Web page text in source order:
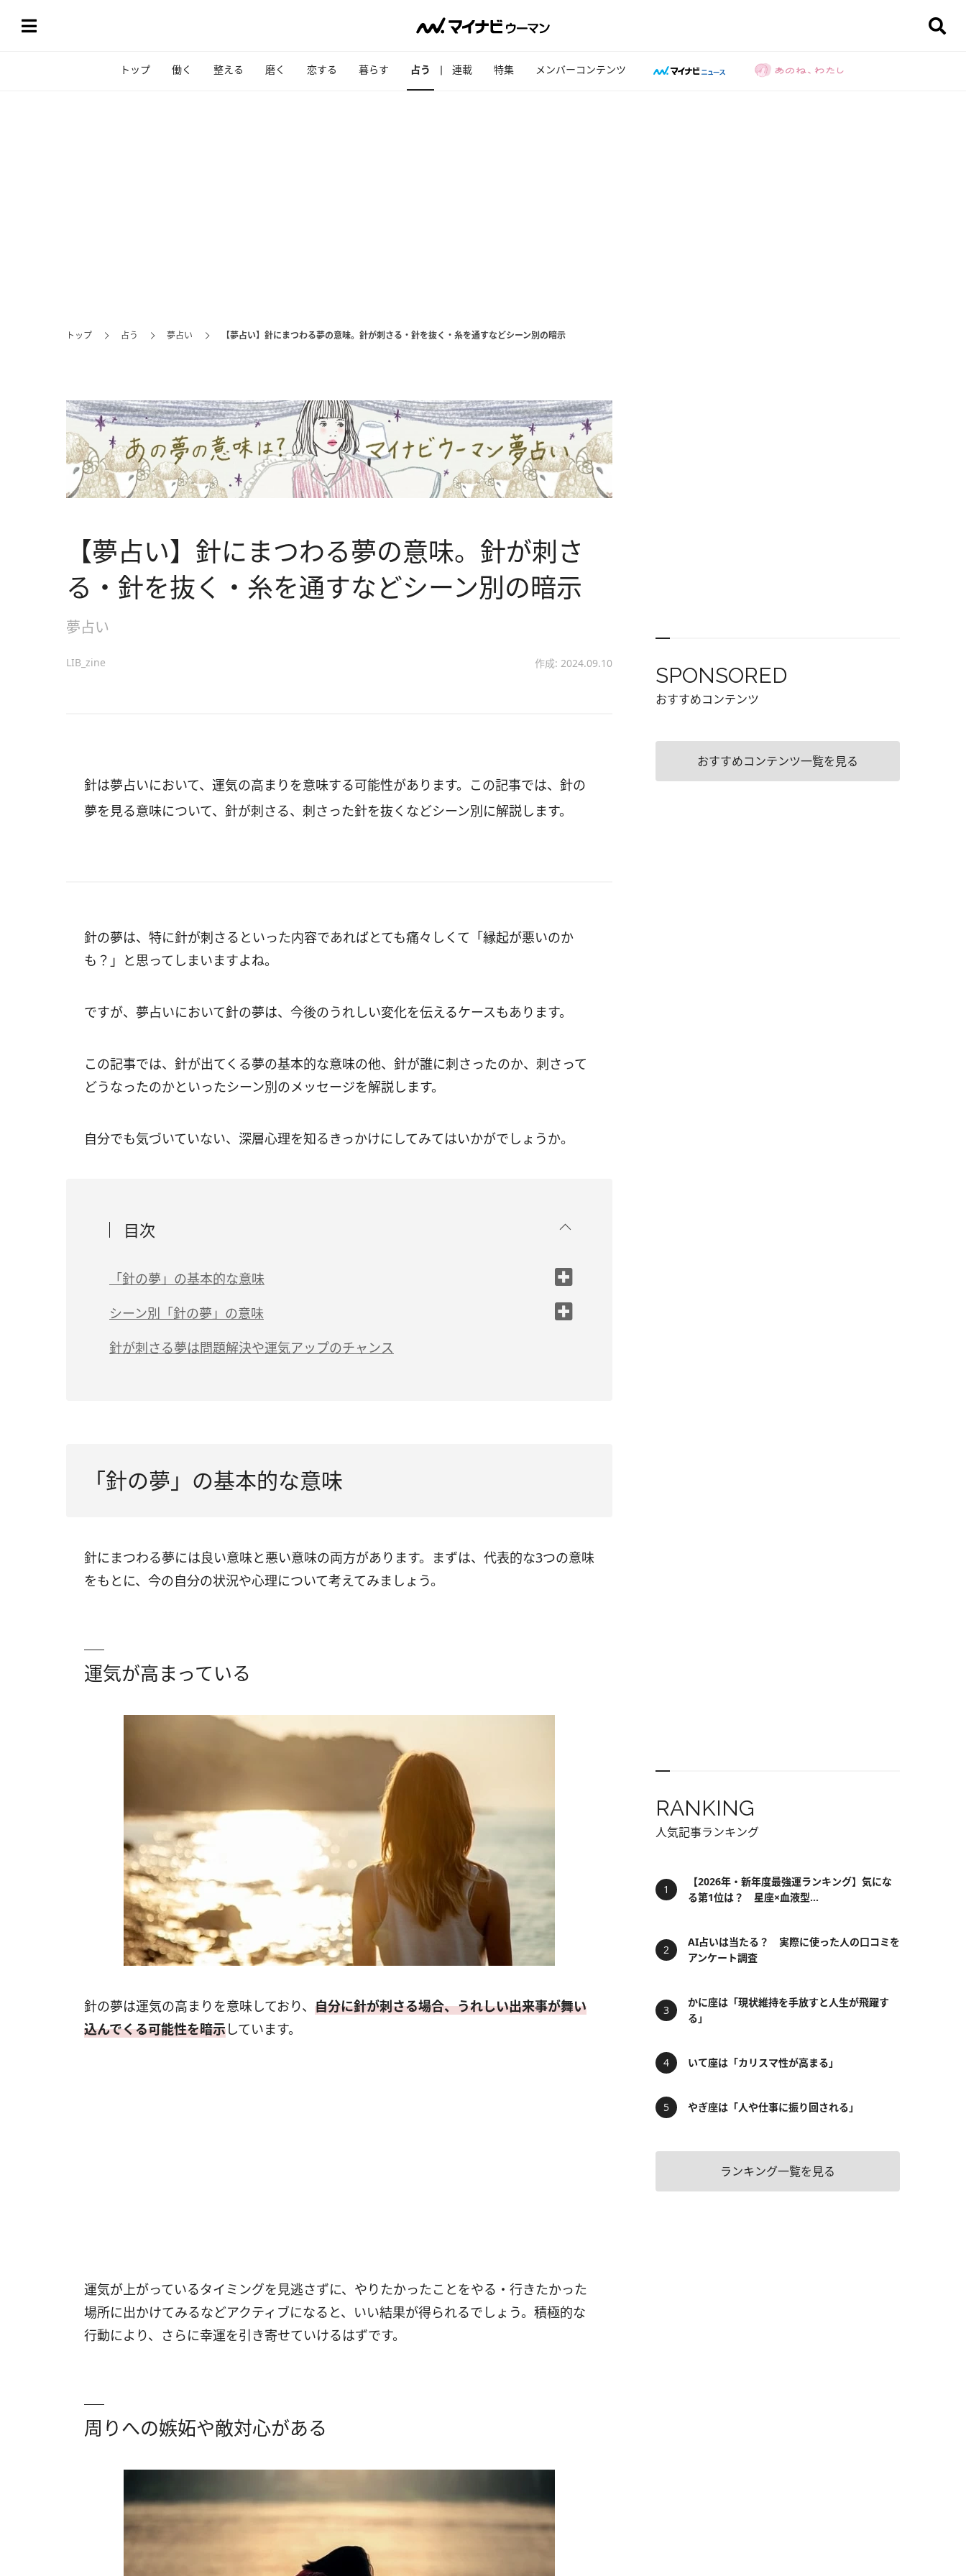
トップ 働く 整える 磨く 恋する 暮らす 占う 連載 特集 メンバーコンテンツ
トップ 占う 夢占い 【夢占い】針にまつわる夢の意味。針が刺さる・針を抜く・糸を通すなどシーン別の暗示
【夢占い】針にまつわる夢の意味。針が刺さ
る・針を抜く・糸を通すなどシーン別の暗示
夢占い
LIB_zine 作成: 2024.09.10
針は夢占いにおいて、運気の高まりを意味する可能性があります。この記事では、針の
夢を見る意味について、針が刺さる、刺さった針を抜くなどシーン別に解説します。
針の夢は、特に針が刺さるといった内容であればとても痛々しくて「縁起が悪いのか
も？」と思ってしまいますよね。
ですが、夢占いにおいて針の夢は、今後のうれしい変化を伝えるケースもあります。
この記事では、針が出てくる夢の基本的な意味の他、針が誰に刺さったのか、刺さって
どうなったのかといったシーン別のメッセージを解説します。
自分でも気づいていない、深層心理を知るきっかけにしてみてはいかがでしょうか。
目次
「針の夢」の基本的な意味
運気が高まっている
周りへの嫉妬や敵対心がある
シーン別「針の夢」の意味
（1）刺さった針を抜く夢は「運気が上昇する」
（5）飲み込んだ針を吐く夢は「体調が回復する」
（8）針が顔に刺さる夢は「金運アップ」
針が刺さる夢は問題解決や運気アップのチャンス
「針の夢」の基本的な意味
針にまつわる夢には良い意味と悪い意味の両方があります。まずは、代表的な3つの意味
をもとに、今の自分の状況や心理について考えてみましょう。
運気が高まっている
針の夢は運気の高まりを意味しており、 自分に針が刺さる場合、うれしい出来事が舞い
込んでくる可能性を暗示しています。
運気が上がっているタイミングを見逃さずに、やりたかったことをやる・行きたかった
場所に出かけてみるなどアクティブになると、いい結果が得られるでしょう。積極的な
行動により、さらに幸運を引き寄せていけるはずです。
周りへの嫉妬や敵対心がある
SPONSORED
おすすめコンテンツ
おすすめコンテンツ一覧を見る
RANKING
人気記事ランキング
【2026年・新年度最強運ランキング】気にな
る第1位は？ 星座×血液型...
AI占いは当たる？ 実際に使った人の口コミを
アンケート調査
かに座は「現状維持を手放すと人生が飛躍す
る」
いて座は「カリスマ性が高まる」
やぎ座は「人や仕事に振り回される」
ランキング一覧を見る